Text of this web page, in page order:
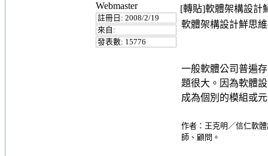
Webmaster
註冊日: 2008/2/19
來自:
發表數: 15776
[轉貼]軟體架構設計
軟體架構設計鮮思
一般軟體公司普遍
題很大。因為軟體
成為個別的模組或
作者：王克明／信仁軟
師、顧問。